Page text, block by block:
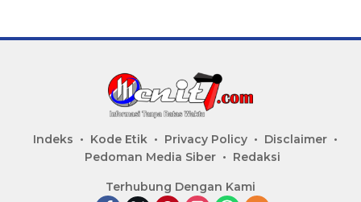
Indeks Kode Etik Privacy Policy
Disclaimer
Pedoman Media Siber
Redaksi
Terhubung Dengan Kami